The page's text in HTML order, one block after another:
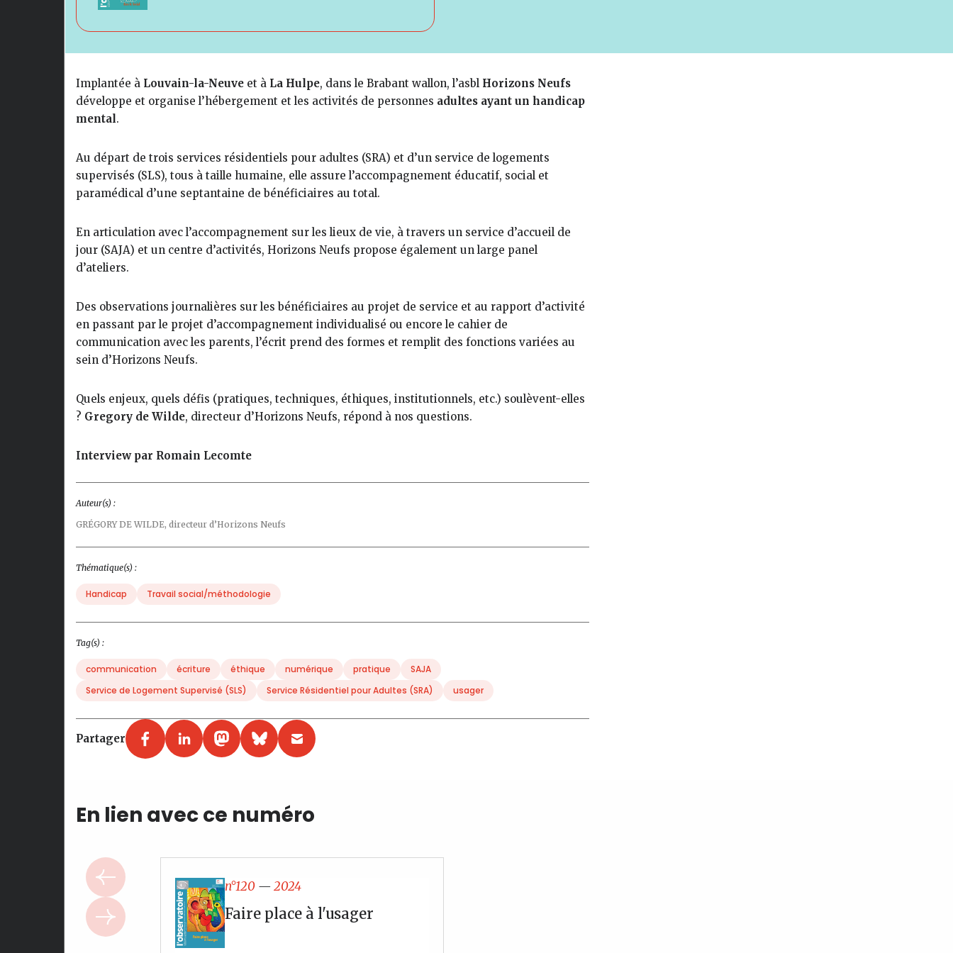
Implantée à Louvain-la-Neuve et à La Hulpe, dans le Brabant wallon, l’asbl Horizons Neufs
développe et organise l’hébergement et les activités de personnes adultes ayant un handicap
mental.
Au départ de trois services résidentiels pour adultes (SRA) et d’un service de logements
supervisés (SLS), tous à taille humaine, elle assure l’accompagnement éducatif, social et
paramédical d’une septantaine de bénéficiaires au total.
En articulation avec l’accompagnement sur les lieux de vie, à travers un service d’accueil de
jour (SAJA) et un centre d’activités, Horizons Neufs propose également un large panel
d’ateliers.
Des observations journalières sur les bénéficiaires au projet de service et au rapport d’activité
en passant par le projet d’accompagnement individualisé ou encore le cahier de
communication avec les parents, l’écrit prend des formes et remplit des fonctions variées au
sein d’Horizons Neufs.
Quels enjeux, quels défis (pratiques, techniques, éthiques, institutionnels, etc.) soulèvent-elles
? Gregory de Wilde, directeur d’Horizons Neufs, répond à nos questions.
Interview par Romain Lecomte
Auteur(s) :
GRÉGORY DE WILDE, directeur d’Horizons Neufs
Thématique(s) :
Handicap Travail social/méthodologie
Tag(s) :
communication écriture éthique numérique pratique
SAJA
Service de Logement Supervisé (SLS)
Service Résidentiel pour Adultes (SRA) usager
Partager
En lien avec ce numéro
n°120 —2024
Faire place à l'usager